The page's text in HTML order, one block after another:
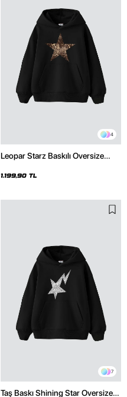
4
Leopar Starz Baskılı Oversize
1.199,90 TL
7
Taş Baskı Shining Star Oversize